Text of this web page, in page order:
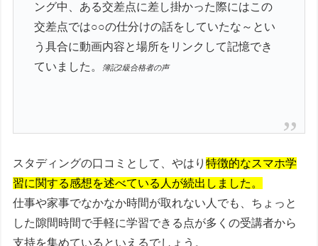
ング中、ある交差点に差し掛かった際にはこの
交差点では○○の仕分けの話をしていたな～とい
う具合に動画内容と場所をリンクして記憶でき
ていました。
簿記2級合格者の声
スタディングの口コミとして、やはり特徴的なスマホ学
習に関する感想を述べている人が続出しました。
仕事や家事でなかなか時間が取れない人でも、ちょっと
した隙間時間で手軽に学習できる点が多くの受講者から
支持を集めているといえるでしょう。